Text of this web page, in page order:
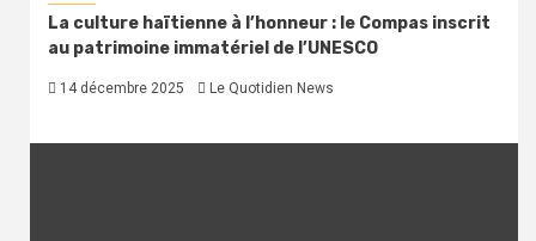
La culture haïtienne à l’honneur : le Compas inscrit
au patrimoine immatériel de l’UNESCO
14 décembre 2025 Le Quotidien News